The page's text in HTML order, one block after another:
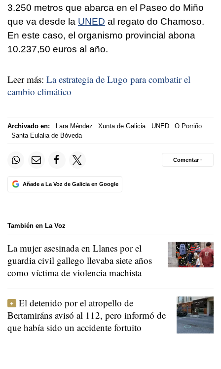
3.250 metros que abarca en el Paseo do Miño
que va desde la UNED al regato do Chamoso.
En este caso, el organismo provincial abona
10.237,50 euros al año.
Leer más: La estrategia de Lugo para combatir el
cambio climático
Archivado en: Lara Méndez Xunta de Galicia UNED
O Porriño
Santa Eulalia de Bóveda
Añade a La Voz de Galicia en Google
Comentar ·
También en La Voz
La mujer asesinada en Llanes por el
guardia civil gallego llevaba siete años
como víctima de violencia machista
El detenido por el atropello de
Bertamiráns avisó al 112, pero informó de
que había sido un accidente fortuito